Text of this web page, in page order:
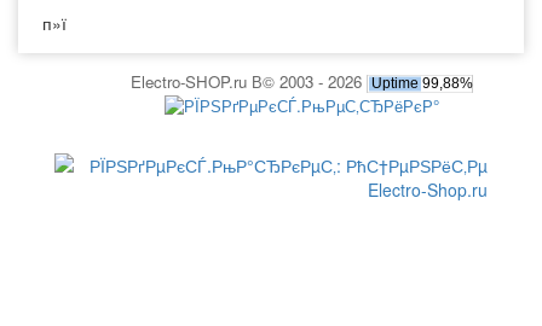
п»ї
Electro-SHOP.ru В© 2003 - 2026